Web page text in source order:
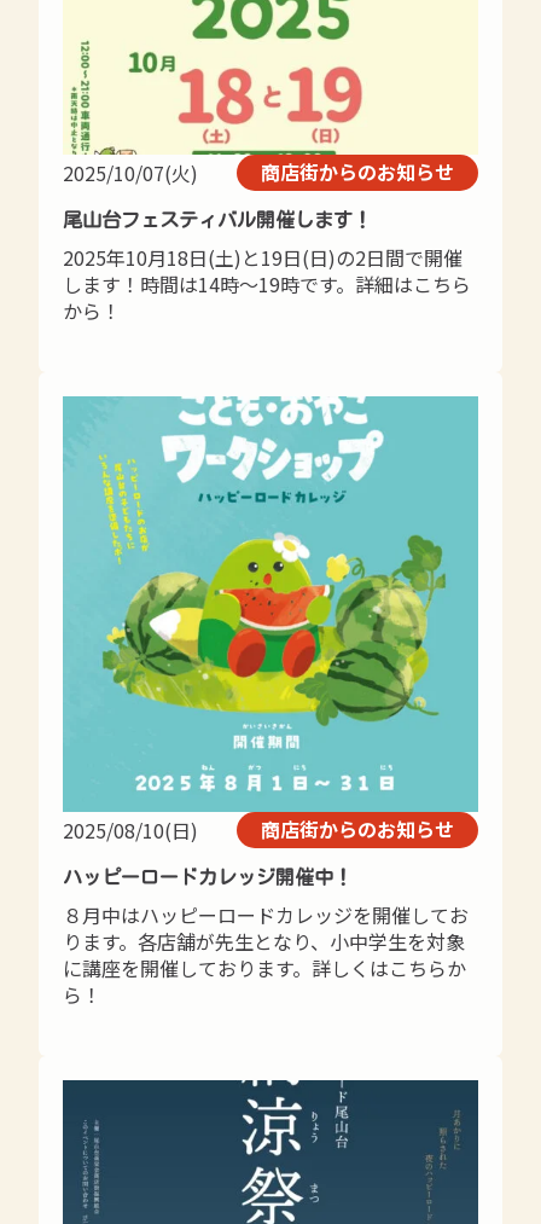
2025/10/07(火) 商店街からのお知らせ
尾山台フェスティバル開催します！
2025年10月18日(土)と19日(日)の2日間で開催
します！時間は14時～19時です。詳細はこちら
から！
2025/08/10(日) 商店街からのお知らせ
ハッピーロードカレッジ開催中！
８月中はハッピーロードカレッジを開催してお
ります。各店舗が先生となり、小中学生を対象
に講座を開催しております。詳しくはこちらか
ら！